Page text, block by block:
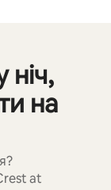
ніч,
на
at